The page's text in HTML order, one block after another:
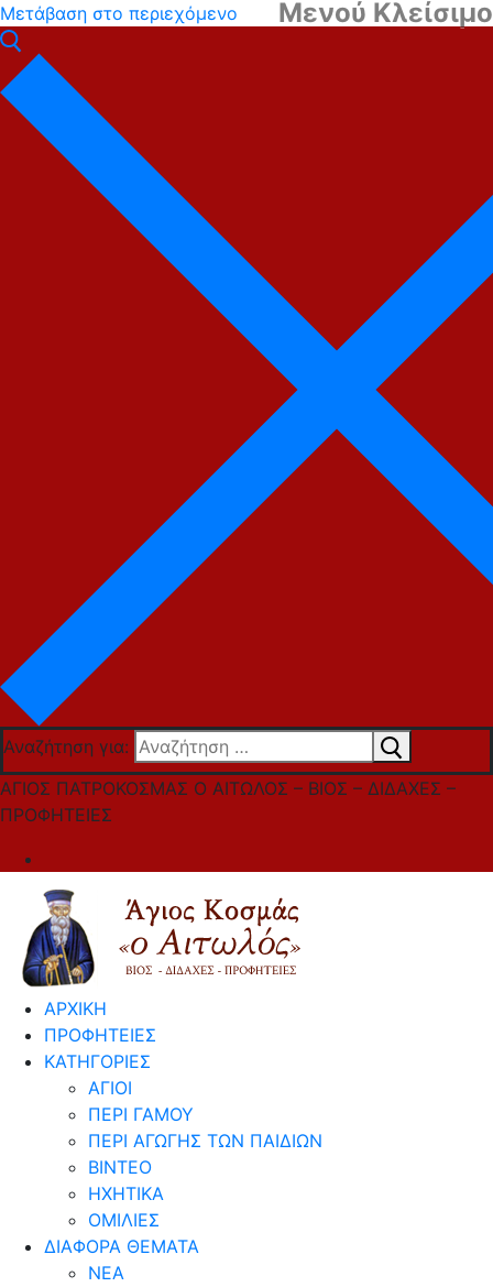
Μετάβαση στο περιεχόμενο Μενού Κλείσιμο
Αναζήτηση για:
ΑΓΙΟΣ ΠΑΤΡΟΚΟΣΜΑΣ Ο ΑΙΤΩΛΟΣ – ΒΙΟΣ – ΔΙΔΑΧΕΣ –
ΠΡΟΦΗΤΕΙΕΣ
ΑΡΧΙΚΗ
ΠΡΟΦΗΤΕΙΕΣ
ΚΑΤΗΓΟΡΙΕΣ
ΑΓΙΟΙ
ΠΕΡΙ ΓΑΜΟΥ
ΠΕΡΙ ΑΓΩΓΗΣ ΤΩΝ ΠΑΙΔΙΩΝ
ΒΙΝΤΕΟ
ΗΧΗΤΙΚΑ
ΟΜΙΛΙΕΣ
ΔΙΑΦΟΡΑ ΘΕΜΑΤΑ
ΝΕΑ